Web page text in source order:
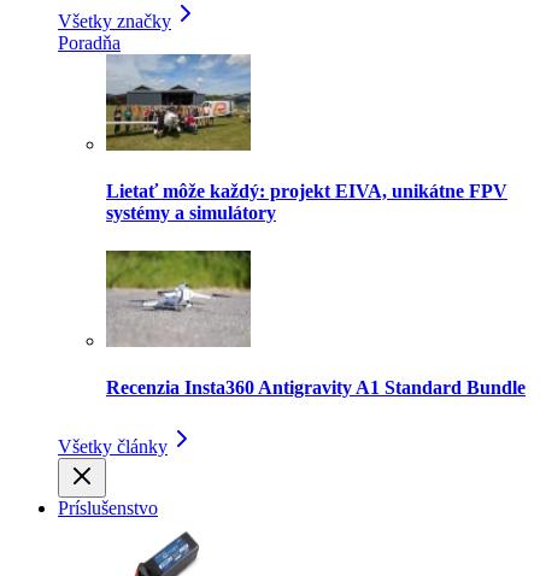
Všetky značky
Poradňa
Lietať môže každý: projekt EIVA, unikátne FPV
systémy a simulátory
Recenzia Insta360 Antigravity A1 Standard Bundle
Všetky články
Príslušenstvo